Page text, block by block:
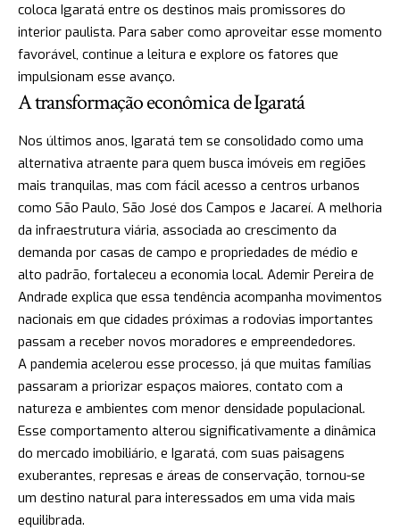
coloca Igaratá entre os destinos mais promissores do
interior paulista. Para saber como aproveitar esse momento
favorável, continue a leitura e explore os fatores que
impulsionam esse avanço.
A transformação econômica de Igaratá
Nos últimos anos, Igaratá tem se consolidado como uma
alternativa atraente para quem busca imóveis em regiões
mais tranquilas, mas com fácil acesso a centros urbanos
como São Paulo, São José dos Campos e Jacareí. A melhoria
da infraestrutura viária, associada ao crescimento da
demanda por casas de campo e propriedades de médio e
alto padrão, fortaleceu a economia local. Ademir Pereira de
Andrade explica que essa tendência acompanha movimentos
nacionais em que cidades próximas a rodovias importantes
passam a receber novos moradores e empreendedores.
A pandemia acelerou esse processo, já que muitas famílias
passaram a priorizar espaços maiores, contato com a
natureza e ambientes com menor densidade populacional.
Esse comportamento alterou significativamente a dinâmica
do mercado imobiliário, e Igaratá, com suas paisagens
exuberantes, represas e áreas de conservação, tornou-se
um destino natural para interessados em uma vida mais
equilibrada.